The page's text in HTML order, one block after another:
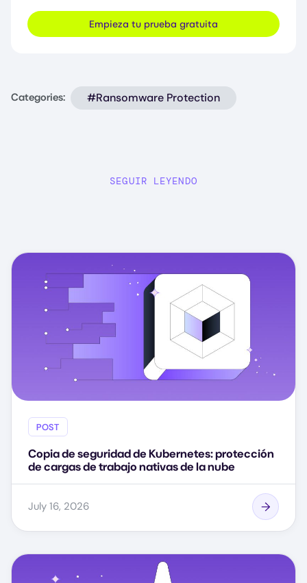
Empieza tu prueba gratuita
Categories: #Ransomware Protection
SEGUIR LEYENDO
POST
Copia de seguridad de Kubernetes: protección
de cargas de trabajo nativas de la nube
July 16, 2026